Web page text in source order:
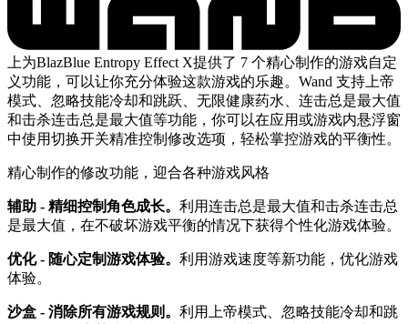
上为BlazBlue Entropy Effect X提供了 7 个精心制作的游戏自定
义功能，可以让你充分体验这款游戏的乐趣。Wand 支持上帝
模式、忽略技能冷却和跳跃、无限健康药水、连击总是最大值
和击杀连击总是最大值等功能，你可以在应用或游戏内悬浮窗
中使用切换开关精准控制修改选项，轻松掌控游戏的平衡性。
精心制作的修改功能，迎合各种游戏风格
辅助 - 精细控制角色成长。 利用连击总是最大值和击杀连击总
是最大值，在不破坏游戏平衡的情况下获得个性化游戏体验。
优化 - 随心定制游戏体验。 利用游戏速度等新功能，优化游戏
体验。
沙盒 - 消除所有游戏规则。 利用上帝模式、忽略技能冷却和跳